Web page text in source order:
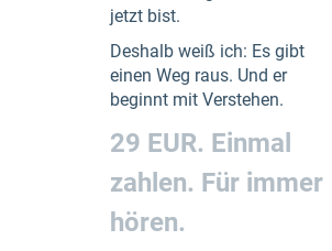
jetzt bist.
Deshalb weiß ich: Es gibt
einen Weg raus. Und er
beginnt mit Verstehen.
29 EUR. Einmal
zahlen. Für immer
hören.